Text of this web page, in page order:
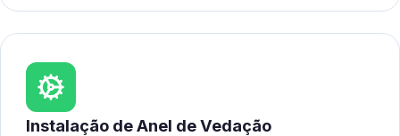
Instalação de Anel de Vedação